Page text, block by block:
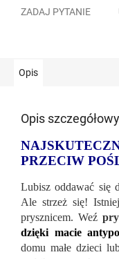
ZADAJ PYTANIE
Opis
Opis
PRZECIW
Lubisz oddawać się
Ale strzeż się!
prysznicem. Weź
dzięki macie
domu małe dzieci